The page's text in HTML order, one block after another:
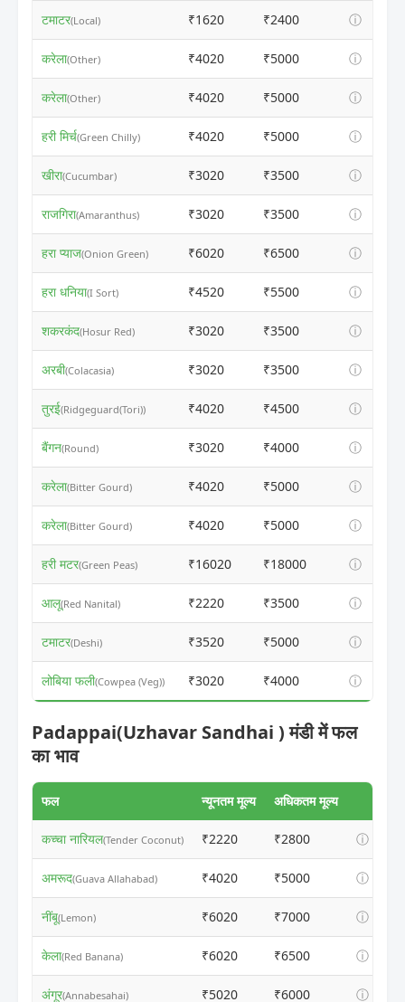
टमाटर(Local) ₹1620 ₹2400 ⓘ
करेला(Other) ₹4020 ₹5000 ⓘ
करेला(Other) ₹4020 ₹5000 ⓘ
हरी मिर्च(Green Chilly) ₹4020 ₹5000 ⓘ
खीरा(Cucumbar) ₹3020 ₹3500 ⓘ
राजगिरा(Amaranthus) ₹3020 ₹3500 ⓘ
हरा प्याज(Onion Green) ₹6020 ₹6500 ⓘ
हरा धनिया(I Sort) ₹4520 ₹5500 ⓘ
शकरकंद(Hosur Red) ₹3020 ₹3500 ⓘ
अरबी(Colacasia) ₹3020 ₹3500 ⓘ
तुरई(Ridgeguard(Tori)) ₹4020 ₹4500 ⓘ
बैंगन(Round) ₹3020 ₹4000 ⓘ
करेला(Bitter Gourd) ₹4020 ₹5000 ⓘ
करेला(Bitter Gourd) ₹4020 ₹5000 ⓘ
हरी मटर(Green Peas) ₹16020 ₹18000 ⓘ
आलू(Red Nanital) ₹2220 ₹3500 ⓘ
टमाटर(Deshi) ₹3520 ₹5000 ⓘ
लोबिया फली(Cowpea (Veg)) ₹3020 ₹4000 ⓘ
Padappai(Uzhavar Sandhai ) मंडी में फल
का भाव
फल न्यूनतम मूल्य अधिकतम मूल्य
कच्चा नारियल(Tender Coconut) ₹2220 ₹2800 ⓘ
अमरूद(Guava Allahabad) ₹4020 ₹5000 ⓘ
नींबू(Lemon) ₹6020 ₹7000 ⓘ
केला(Red Banana) ₹6020 ₹6500 ⓘ
अंगूर(Annabesahai) ₹5020 ₹6000 ⓘ